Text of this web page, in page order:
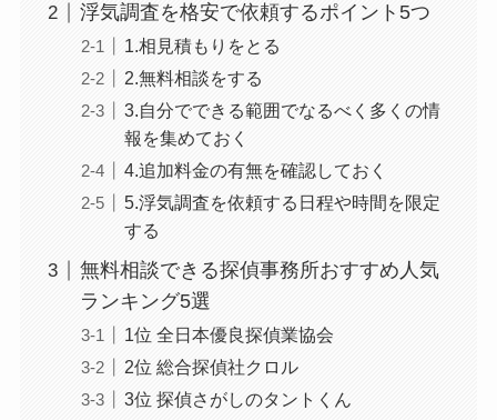
浮気調査を格安で依頼するポイント5つ
1.相見積もりをとる
2.無料相談をする
3.自分でできる範囲でなるべく多くの情
報を集めておく
4.追加料金の有無を確認しておく
5.浮気調査を依頼する日程や時間を限定
する
無料相談できる探偵事務所おすすめ人気
ランキング5選
1位 全日本優良探偵業協会
2位 総合探偵社クロル
3位 探偵さがしのタントくん